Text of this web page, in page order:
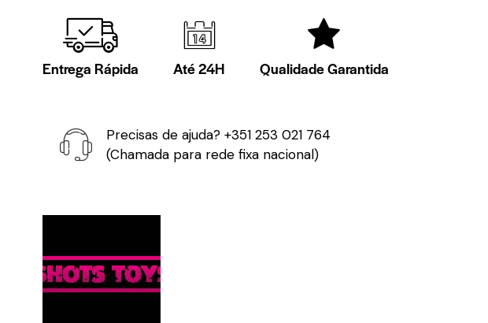
Entrega Rápida Até 24H Qualidade Garantida
Precisas de ajuda? +351 253 021 764
(Chamada para rede fixa nacional)